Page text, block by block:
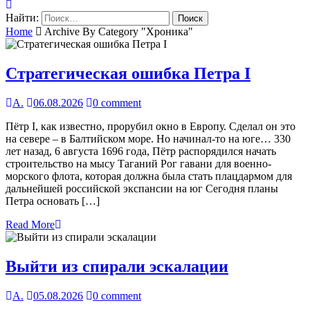
Найти:
Home
Archive By Category "Хроника"
Стратегическая ошибка Петра I
А. 06.08.2026
0 comment
Пётр I, как известно, прорубил окно в Европу. Сделал он это
на севере – в Балтийском море. Но начинал-то на юге… 330
лет назад, 6 августа 1696 года, Пётр распорядился начать
строительство на мысу Таганий Рог гавани для военно-
морского флота, которая должна была стать плацдармом для
дальнейшей российской экспансии на юг Сегодня планы
Петра основать […]
Read More
Выйти из спирали эскалации
А. 05.08.2026
0 comment